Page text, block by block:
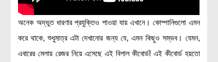
সমাজতত্ত্ব
বাংলাদেশী বিজ্ঞানী
অনেক অদ্ভুত ধারণার প্রযুক্তিও পাওয়া যায় এখানে। কোম্পানিগুলো এমন
করে থাকে, শুধুমাত্র এটা দেখানোর জন্য যে, এমন কিছুও সম্ভব। যেমন,
এবারের মেলায় রেজর নিয়ে এসেছে এই বিশাল কীবোর্ড! এই কীবোর্ড হয়তো